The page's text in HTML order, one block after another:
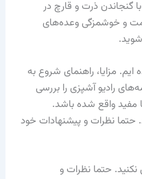
گنجاندن ذرت و قارچ در
و خوشمزگی وعده‌های
ایم. مزایا، راهنمای شروع به
رادیو آشپزی را بررسی
مفید واقع شده باشد.
حتما نظرات و پیشنهادات خود
نکنید. حتما نظرات و